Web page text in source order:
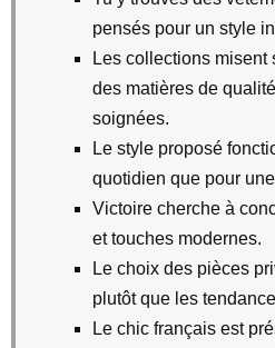
pensés pour un style
Les collections misent
des matières de
soignées.
Le style proposé
quotidien que pour
Victoire cherche à
et touches modernes.
Le choix des pièces
plutôt que les
Le chic français est